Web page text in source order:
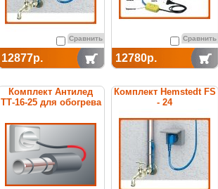
Сравнить
12877р.
Сравнить
12780р.
Комплект Антилед
ТТ-16-25 для обогрева
Комплект Hemstedt FS
- 24